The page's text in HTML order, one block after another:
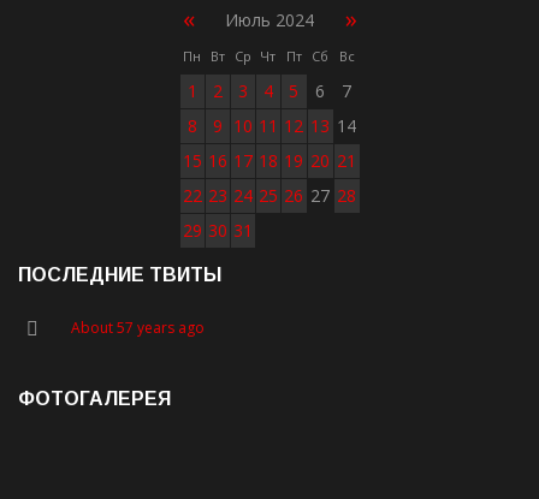
« Июль 2024 »
Пн Вт Ср Чт Пт Сб Вс
1 2 3 4 5 6
7
8
9 10 11 12 13 14
15 16 17 18 19 20 21
22 23 24 25 26 27 28
29 30 31
ПОСЛЕДНИЕ ТВИТЫ
About 57 years ago
ФОТОГАЛЕРЕЯ